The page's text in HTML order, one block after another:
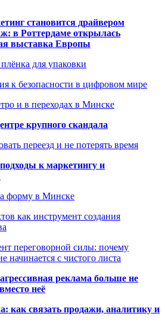
становится драйвером
в Роттердаме открылась
выставка Европы
для упаковки
к безопасности в цифровом мире
и в переходах в Минске
крупного скандала
переезд и не потерять время
к маркетингу и
форму в Минске
как инструмент создания
переговорной силы: почему
начинается с чистого листа
реклама больше не
неё
как связать продажи, аналитику и